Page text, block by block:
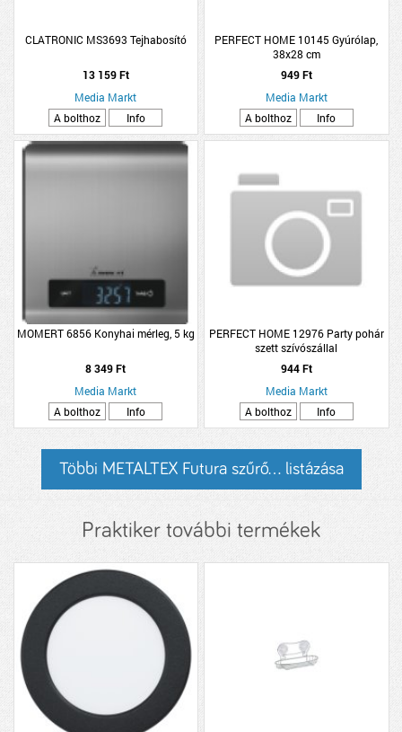
CLATRONIC MS3693 Tejhabosító
13 159 Ft
Media Markt
A bolthoz
Info
PERFECT HOME 10145 Gyúrólap,
38x28 cm
949 Ft
Media Markt
A bolthoz
Info
MOMERT 6856 Konyhai mérleg, 5 kg
8 349 Ft
Media Markt
A bolthoz
Info
PERFECT HOME 12976 Party pohár
szett szívószállal
944 Ft
Media Markt
A bolthoz
Info
Többi METALTEX Futura szűrő... listázása
Praktiker további termékek